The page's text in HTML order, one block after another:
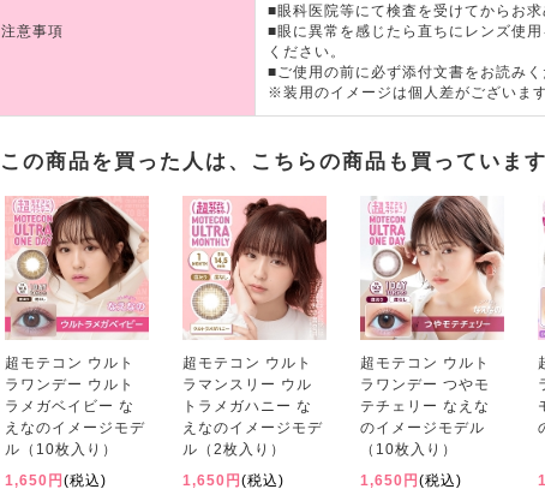
注意事項
■眼科医院等にて検査を受けてからお
■眼に異常を感じたら直ちにレンズ使
ください。
■ご使用の前に必ず添付文書をお読み
※装用のイメージは個人差がございま
この商品を買った人は、こちらの商品も買っていま
超モテコン ウルト
ラワンデー ウルト
ラメガベイビー な
えなのイメージモデ
ル（10枚入り）
1,650円 (税込)
超モテコン ウルト
ラマンスリー ウル
トラメガハニー な
えなのイメージモデ
ル（2枚入り）
1,650円 (税込)
超モテコン ウルト
ラワンデー つやモ
テチェリー なえな
のイメージモデル
（10枚入り）
1,650円 (税込)